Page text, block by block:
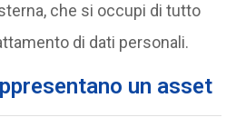
che si occupi di tutto
di dati personali.
un asset